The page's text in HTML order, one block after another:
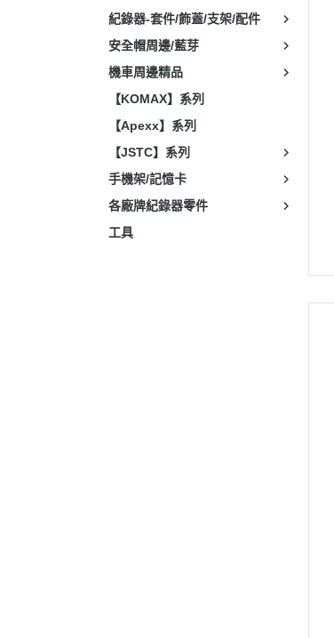
紀錄器-套件/飾蓋/支架/配件
安全帽周邊/藍芽
機車周邊精品
【KOMAX】系列
【Apexx】系列
【JSTC】系列
手機架/記憶卡
各廠牌紀錄器零件
工具